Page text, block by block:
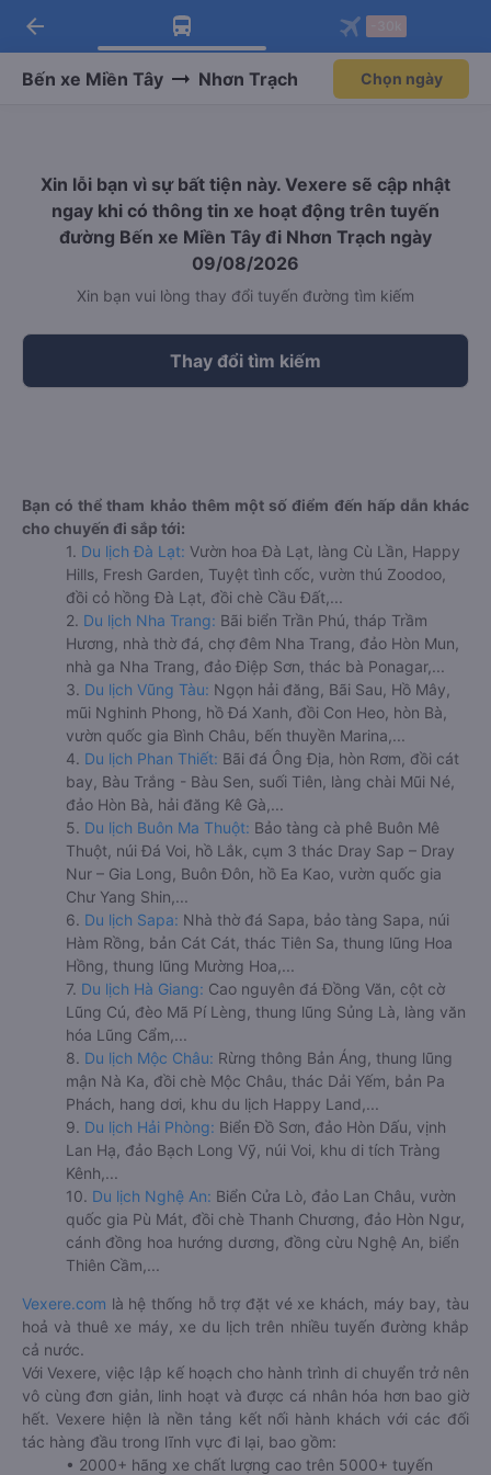
Tải app Vexere ngay!
Nhận ưu đãi thành viên độc
Mở app
Tải app Vexere
-30k/ghế khi đặt vé máy bay qua
Mở app
arrow_back
Bến xe Miền Tây Nhơn Trạch Chọn ngày
Xin lỗi bạn vì sự bất tiện này. Vexere sẽ cập nhật
ngay khi có thông tin xe hoạt động trên tuyến
đường Bến xe Miền Tây đi Nhơn Trạch ngày
09/08/2026
Xin bạn vui lòng thay đổi tuyến đường tìm kiếm
Thay đổi tìm kiếm
Bạn có thể tham khảo thêm một số điểm đến hấp dẫn khác
cho chuyến đi sắp tới:
1. Du lịch Đà Lạt: Vườn hoa Đà Lạt, làng Cù Lần, Happy
Hills, Fresh Garden, Tuyệt tình cốc, vườn thú Zoodoo,
đồi cỏ hồng Đà Lạt, đồi chè Cầu Đất,...
2. Du lịch Nha Trang: Bãi biển Trần Phú, tháp Trầm
Hương, nhà thờ đá, chợ đêm Nha Trang, đảo Hòn Mun,
nhà ga Nha Trang, đảo Điệp Sơn, thác bà Ponagar,...
3. Du lịch Vũng Tàu: Ngọn hải đăng, Bãi Sau, Hồ Mây,
mũi Nghinh Phong, hồ Đá Xanh, đồi Con Heo, hòn Bà,
vườn quốc gia Bình Châu, bến thuyền Marina,...
4. Du lịch Phan Thiết: Bãi đá Ông Địa, hòn Rơm, đồi cát
bay, Bàu Trắng - Bàu Sen, suối Tiên, làng chài Mũi Né,
đảo Hòn Bà, hải đăng Kê Gà,...
5. Du lịch Buôn Ma Thuột: Bảo tàng cà phê Buôn Mê
Thuột, núi Đá Voi, hồ Lắk, cụm 3 thác Dray Sap – Dray
Nur – Gia Long, Buôn Đôn, hồ Ea Kao, vườn quốc gia
Chư Yang Shin,...
6. Du lịch Sapa: Nhà thờ đá Sapa, bảo tàng Sapa, núi
Hàm Rồng, bản Cát Cát, thác Tiên Sa, thung lũng Hoa
Hồng, thung lũng Mường Hoa,...
7. Du lịch Hà Giang: Cao nguyên đá Đồng Văn, cột cờ
Lũng Cú, đèo Mã Pí Lèng, thung lũng Sủng Là, làng văn
hóa Lũng Cẩm,...
8. Du lịch Mộc Châu: Rừng thông Bản Áng, thung lũng
mận Nà Ka, đồi chè Mộc Châu, thác Dải Yếm, bản Pa
Phách, hang dơi, khu du lịch Happy Land,...
9. Du lịch Hải Phòng: Biển Đồ Sơn, đảo Hòn Dấu, vịnh
Lan Hạ, đảo Bạch Long Vỹ, núi Voi, khu di tích Tràng
Kênh,...
10. Du lịch Nghệ An: Biển Cửa Lò, đảo Lan Châu, vườn
quốc gia Pù Mát, đồi chè Thanh Chương, đảo Hòn Ngư,
cánh đồng hoa hướng dương, đồng cừu Nghệ An, biển
Thiên Cầm,...
Vexere.com là hệ thống hỗ trợ đặt vé xe khách, máy bay, tàu
hoả và thuê xe máy, xe du lịch trên nhiều tuyến đường khắp
cả nước.
Với Vexere, việc lập kế hoạch cho hành trình di chuyển trở nên
vô cùng đơn giản, linh hoạt và được cá nhân hóa hơn bao giờ
hết. Vexere hiện là nền tảng kết nối hành khách với các đối
tác hàng đầu trong lĩnh vực đi lại, bao gồm:
• 2000+ hãng xe chất lượng cao trên 5000+ tuyến